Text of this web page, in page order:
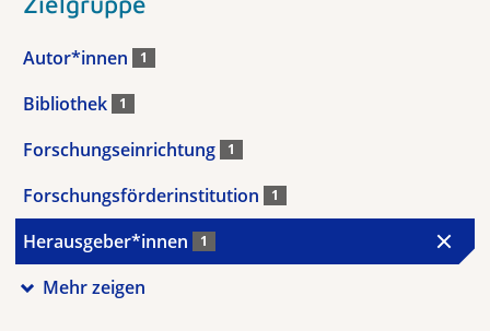
Autor*innen 1
Bibliothek 1
Forschungseinrichtung 1
Forschungsförderinstitution 1
Herausgeber*innen 1
Mehr zeigen